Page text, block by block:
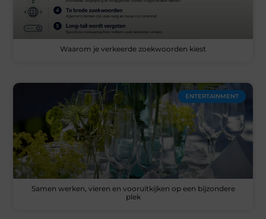
Waarom je verkeerde zoekwoorden kiest
ENTERTAINMENT
Samen werken, vieren en vooruitkijken op een bijzondere
plek